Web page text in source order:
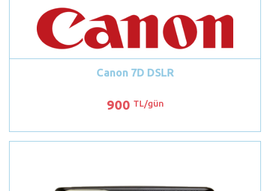
Canon 7D DSLR
900 TL/gün